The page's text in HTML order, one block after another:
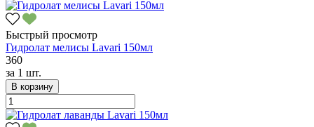
Быстрый просмотр
Гидролат мелисы Lavari 150мл
360
за 1 шт.
В корзину